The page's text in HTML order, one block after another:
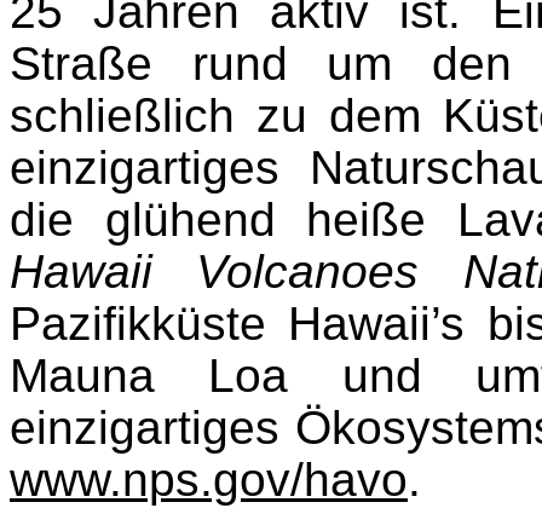
25 Jahren aktiv ist.
Straße rund um den
schließlich zu dem
einzigartiges
die glühend heiße
Hawaii Volcanoes
Pazifikküste Hawaii’s
Mauna Loa und
einzigartiges
www.nps.gov/havo.